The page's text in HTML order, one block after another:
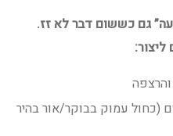
גם כששום דבר לא זז.
ליצור:
(כחול עמוק בבוקר/אור בהיר